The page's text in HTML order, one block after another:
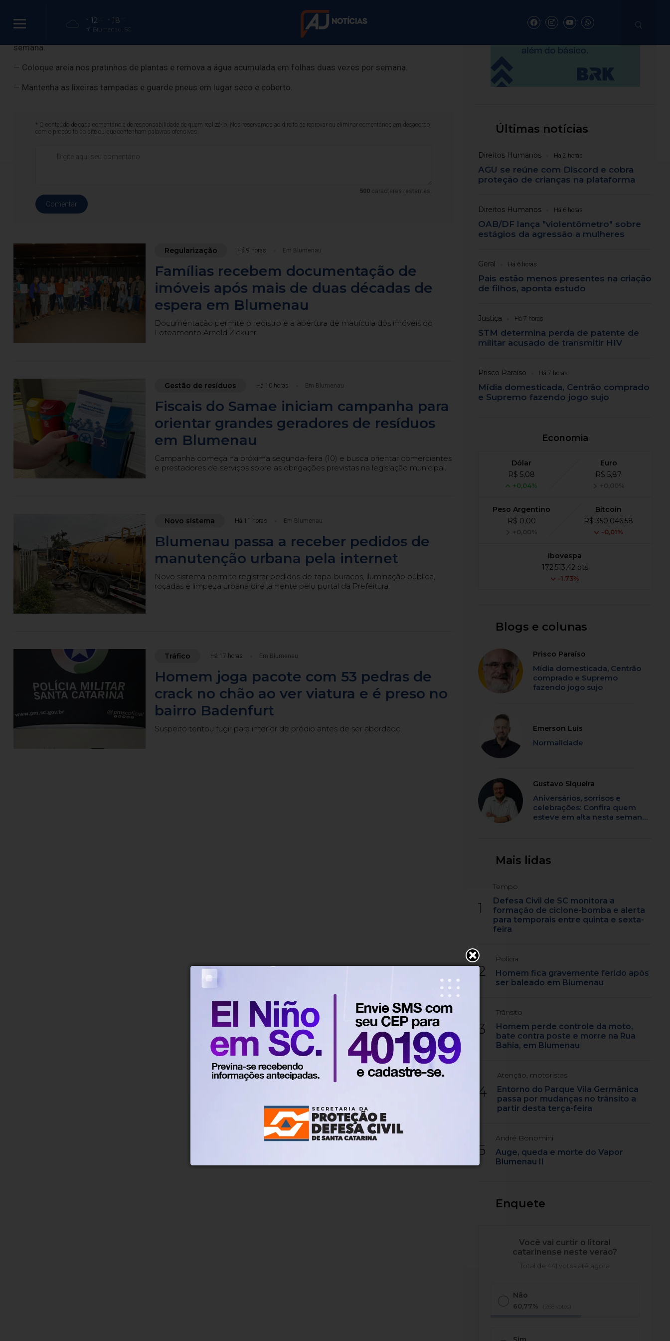
12 18
Blumenau, SC
Blumenau registra nove casos de dengue em 2026;
— Trate a piscina com cloro. Se não estiver em uso, esvazie completamente.
— Lave com escova e sabão as vasilhas de água e comida dos animais de estimação pelo menos uma vez por
semana.
— Coloque areia nos pratinhos de plantas e remova a água acumulada em folhas duas vezes por semana.
— Mantenha as lixeiras tampadas e guarde pneus em lugar seco e coberto.
* O conteúdo de cada comentário é de responsabilidade de quem realizá-lo. Nos reservamos ao direito de reprovar ou eliminar comentários em desacordo
com o propósito do site ou que contenham palavras ofensivas.
500caracteres restantes.
Comentar
Regularização Há 9 horas Em Blumenau
Famílias recebem documentação de
imóveis após mais de duas décadas de
espera em Blumenau
Documentação permite o registro e a abertura de matrícula dos imóveis do
Loteamento Arnold Zickuhr.
Gestão de resíduos Há 10 horas Em Blumenau
Fiscais do Samae iniciam campanha para
orientar grandes geradores de resíduos
em Blumenau
Campanha começa na próxima segunda-feira (10) e busca orientar comerciantes
e prestadores de serviços sobre as obrigações previstas na legislação municipal.
Novo sistema Há 11 horas Em Blumenau
Blumenau passa a receber pedidos de
manutenção urbana pela internet
Novo sistema permite registrar pedidos de tapa-buracos, iluminação pública,
roçadas e limpeza urbana diretamente pelo portal da Prefeitura.
Tráfico Há 17 horas Em Blumenau
Homem joga pacote com 53 pedras de
crack no chão ao ver viatura e é preso no
bairro Badenfurt
Suspeito tentou fugir para interior de prédio antes de ser abordado.
Últimas notícias
Direitos Humanos Há 2 horas
AGU se reúne com Discord e cobra
proteção de crianças na plataforma
Direitos Humanos Há 6 horas
OAB/DF lança "violentômetro" sobre
estágios da agressão a mulheres
Geral Há 6 horas
Pais estão menos presentes na criação
de filhos, aponta estudo
Justiça Há 7 horas
STM determina perda de patente de
militar acusado de transmitir HIV
Prisco Paraíso Há 7 horas
Mídia domesticada, Centrão comprado
e Supremo fazendo jogo sujo
Economia
Dólar
R$ 5,08
+0,04%
Euro
R$ 5,87
+0,00%
Peso Argentino
R$ 0,00
+0,00%
Bitcoin
R$ 350,046,58
-0,01%
Ibovespa
172,513,42 pts
-1.73%
Blogs e colunas
Prisco Paraíso
Mídia domesticada, Centrão
comprado e Supremo
fazendo jogo sujo
Emerson Luis
Normalidade
Gustavo Siqueira
Aniversários, sorrisos e
celebrações: Confira quem
esteve em alta nesta semana
Mais lidas
1
Tempo
Defesa Civil de SC monitora a
formação de ciclone-bomba e alerta
para temporais entre quinta e sexta-
feira
2
Polícia
Homem fica gravemente ferido após
ser baleado em Blumenau
3
Trânsito
Homem perde controle da moto,
bate contra poste e morre na Rua
Bahia, em Blumenau
4
Atenção, motoristas
Entorno do Parque Vila Germânica
passa por mudanças no trânsito a
partir desta terça-feira
5
André Bonomini
Auge, queda e morte do Vapor
Blumenau II
Enquete
Você vai curtir o litoral
catarinense neste verão?
Total de 441 votos até agora
Não
60,77% (268 votos)